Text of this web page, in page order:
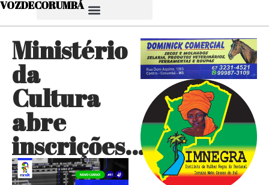
VOZDECORUMBÁ
Ministério
da
Cultura
abre
inscrições…